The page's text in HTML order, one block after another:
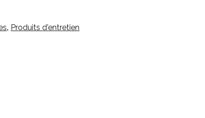
, Produits d'entretien